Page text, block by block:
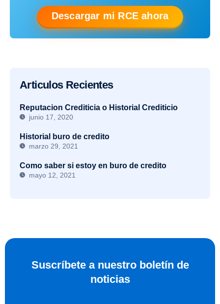
Descargar mi RCE ahora
Articulos Recientes
Reputacion Crediticia o Historial Crediticio
junio 17, 2020
Historial buro de credito
marzo 29, 2021
Como saber si estoy en buro de credito
mayo 12, 2021
Suscríbete a nuestro boletín de
noticias